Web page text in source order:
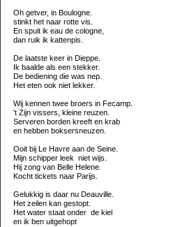
Oh getver, in Boulogne.
stinkt het naar rotte vis.
En spuit ik eau de cologne,
dan ruik ik kattenpis.
De laatste keer in Dieppe.
Ik baalde als een stekker.
De bediening die was nep.
Het eten ook niet lekker.
Wij kennen twee broers in Fecamp.
't Zijn vissers, kleine reuzen.
Serveren borden kreeft en krab
en hebben boksersneuzen.
Ooit bij Le Havre aan de Seine.
Mijn schipper leek niet wijs.
Hij zong van Belle Helene.
Kocht tickets naar Parijs.
Gelukkig is daar nu Deauville.
Het zeilen kan gestopt.
Het water staat onder de kiel
en ik ben uitgehopt